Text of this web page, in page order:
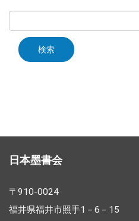
日本墨書会
〒910-0024
福井県福井市照手1－6－15